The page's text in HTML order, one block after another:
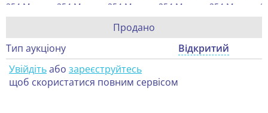
Продано
Тип аукціону
Відкритий
Увійдітьабо зареєструйтесь
щоб скористатися повним сервісом